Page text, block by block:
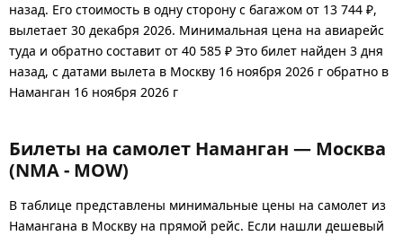
назад. Его стоимость в одну сторону с багажом от 13 744 ₽,
вылетает 30 декабря 2026. Минимальная цена на авиарейс
туда и обратно составит от 40 585 ₽ Это билет найден 3 дня
назад, с датами вылета в Москву 16 ноября 2026 г обратно в
Наманган 16 ноября 2026 г
Билеты на самолет Наманган — Москва
(NMA - MOW)
В таблице представлены минимальные цены на самолет из
Намангана в Москву на прямой рейс. Если нашли дешевый